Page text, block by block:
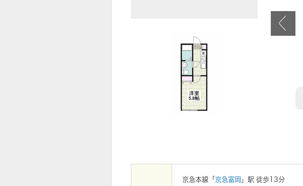
京急本線「 京急富岡 」駅 徒歩13分